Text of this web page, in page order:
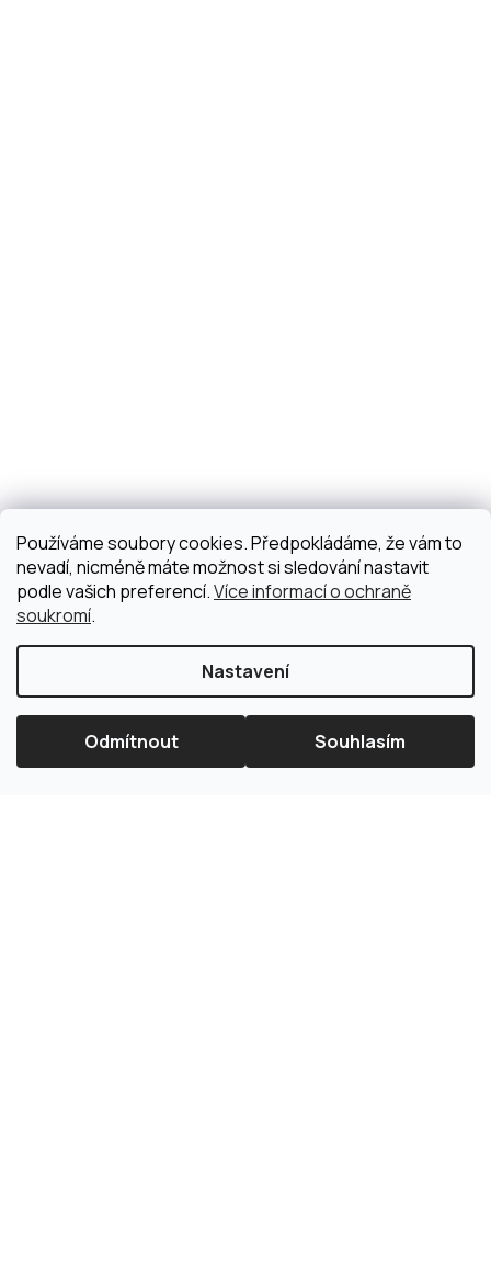
Používáme soubory cookies. Předpokládáme, že vám to
nevadí, nicméně máte možnost si sledování nastavit
podle vašich preferencí.Více informací o ochraně
soukromí.
Nastavení
Odmítnout Souhlasím